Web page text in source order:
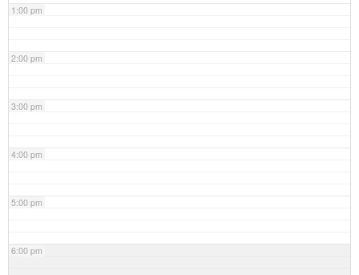
1:00 pm
2:00 pm
3:00 pm
4:00 pm
5:00 pm
6:00 pm